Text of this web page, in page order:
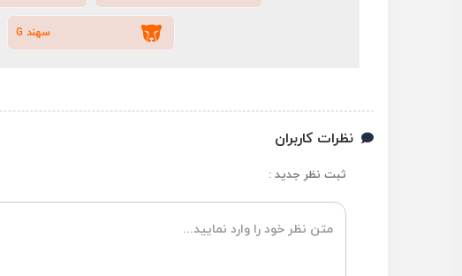
سهند G
نظرات کاربران
ثبت نظر جدید :